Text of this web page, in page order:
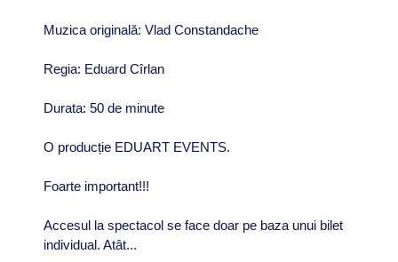
Muzica originală: Vlad Constandache
Regia: Eduard Cîrlan
Durata: 50 de minute
O producție EDUART EVENTS.
Foarte important!!!
Accesul la spectacol se face doar pe baza unui bilet
individual. Atât...